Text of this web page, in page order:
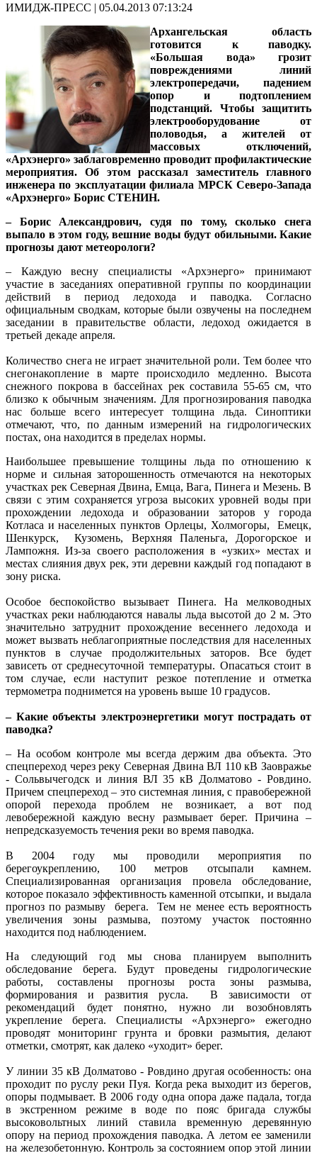
ИМИДЖ-ПРЕСС | 05.04.2013 07:13:24
Архангельская область
готовится к паводку.
«Большая вода» грозит
повреждениями линий
электропередачи, падением
опор и подтоплением
подстанций. Чтобы защитить
электрооборудование от
половодья, а жителей от
массовых отключений,
«Архэнерго» заблаговременно проводит профилактические
мероприятия. Об этом рассказалзаместитель главного
инженера по эксплуатации филиала МРСК Северо-Запада
«Архэнерго» Борис СТЕНИН.
– Борис Александрович, судя по тому, сколько снега
выпало в этом году, вешние воды будут обильными. Какие
прогнозы дают метеорологи?
– Каждую весну специалисты «Архэнерго» принимают
участие в заседаниях оперативной группы по координации
действий в период ледохода и паводка. Согласно
официальным сводкам, которые были озвучены на последнем
заседании в правительстве области, ледоход ожидается в
третьей декаде апреля.
Количество снега не играет значительной роли. Тем более что
снегонакопление в марте происходило медленно. Высота
снежного покрова в бассейнах рек составила 55-65 см, что
близко к обычным значениям. Для прогнозирования паводка
нас больше всего интересует толщина льда. Синоптики
отмечают, что, по данным измерений на гидрологических
постах, она находится в пределах нормы.
Наибольшее превышение толщины льда по отношению к
норме и сильная заторошенность отмечаются на некоторых
участках рек Северная Двина, Емца, Вага, Пинега и Мезень. В
связи с этим сохраняется угроза высоких уровней воды при
прохождении ледохода и образовании заторов у города
Котласа и населенных пунктов Орлецы, Холмогоры, Емецк,
Шенкурск, Кузомень, Верхняя Паленьга, Дорогорское и
Лампожня. Из-за своего расположения в «узких» местах и
местах слияния двух рек, эти деревни каждый год попадают в
зону риска.
Особое беспокойство вызывает Пинега. На мелководных
участках реки наблюдаются навалы льда высотой до 2 м. Это
значительно затруднит прохождение весеннего ледохода и
может вызвать неблагоприятные последствия для населенных
пунктов в случае продолжительных заторов. Все будет
зависеть от среднесуточной температуры. Опасаться стоит в
том случае, если наступит резкое потепление и отметка
термометра поднимется на уровень выше 10 градусов.
– Какие объекты электроэнергетики могут пострадать от
паводка?
– На особом контроле мы всегда держим два объекта. Это
спецпереход через реку Северная Двина ВЛ 110 кВ Заовражье
- Сольвычегодск и линия ВЛ 35 кВ Долматово - Ровдино.
Причем спецпереход – это системная линия, с правобережной
опорой перехода проблем не возникает, а вот под
левобережной каждую весну размывает берег. Причина –
непредсказуемость течения реки во время паводка.
В 2004 году мы проводили мероприятия по
берегоукреплению, 100 метров отсыпали камнем.
Специализированная организация провела обследование,
которое показало эффективность каменной отсыпки, и выдала
прогноз по размыву берега. Тем не менее есть вероятность
увеличения зоны размыва, поэтому участок постоянно
находится под наблюдением.
На следующий год мы снова планируем выполнить
обследование берега. Будут проведены гидрологические
работы, составлены прогнозы роста зоны размыва,
формирования и развития русла. В зависимости от
рекомендаций будет понятно, нужно ли возобновлять
укрепление берега. Специалисты «Архэнерго» ежегодно
проводят мониторинг грунта и бровки размытия, делают
отметки, смотрят, как далеко «уходит» берег.
У линии 35 кВ Долматово - Ровдино другая особенность: она
проходит по руслу реки Пуя. Когда река выходит из берегов,
опоры подмывает. В 2006 году одна опора даже падала, тогда
в экстренном режиме в воде по пояс бригада службы
высоковольтных линий ставила временную деревянную
опору на период прохождения паводка. А летом ее заменили
на железобетонную. Контроль за состоянием опор этой линии